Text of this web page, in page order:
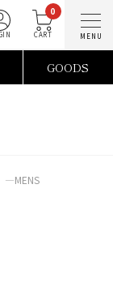
0
GOODS
―MENS